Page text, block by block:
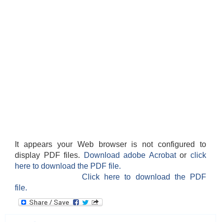
It appears your Web browser is not configured to
display PDF files.
Download adobe Acrobatorclick
here to download the PDF file.
Click here to download the PDF
file.